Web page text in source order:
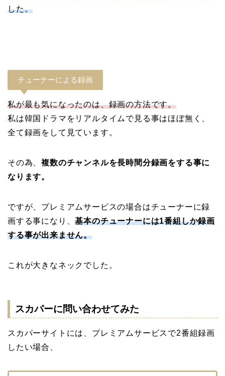
した。
チューナーによる録画
私が最も気になったのは、録画の方法です。
私は韓国ドラマをリアルタイムで見る事はほぼ無く、
全て録画をして見ています。
その為、複数のチャンネルを長時間分録画をする事に
なります。
ですが、プレミアムサービスの場合はチューナーに録
画する事になり、基本のチューナーには1番組しか録画
する事が出来ません。
これが大きなネックでした。
スカパーに問い合わせてみた
スカパーサイトには、プレミアムサービスで2番組録画
したい場合、